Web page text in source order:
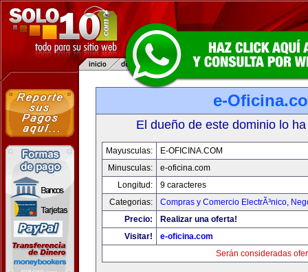
e-
El dueño de este dominio lo
Mayusculas:
E-OFICINA.COM
Minusculas:
e-oficina.com
Longitud:
9 caracteres
Categorias:
Compras y Comercio ElectrÃ³nico,
Precio:
Realizar una oferta!
Visitar!
e-oficina.com
Serán consideradas